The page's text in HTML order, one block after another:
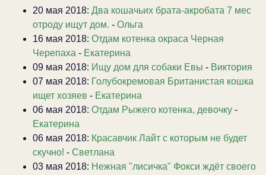
20 мая 2018: Два кошачьих брата-акробата 7 мес
отроду ищут дом. - Ольга
16 мая 2018: Отдам котенка окраса Черная
Черепаха - Екатерина
09 мая 2018: Ищу дом для собаки Евы - Виктория
07 мая 2018: Голубокремовая Британистая кошка
ищет хозяев - Екатерина
06 мая 2018: Отдам Рыжего котенка, девочку -
Екатерина
06 мая 2018: Красавчик Лайт с которым не будет
скучно! - Светлана
03 мая 2018: Нежная "лисичка" Фокси ждёт своего